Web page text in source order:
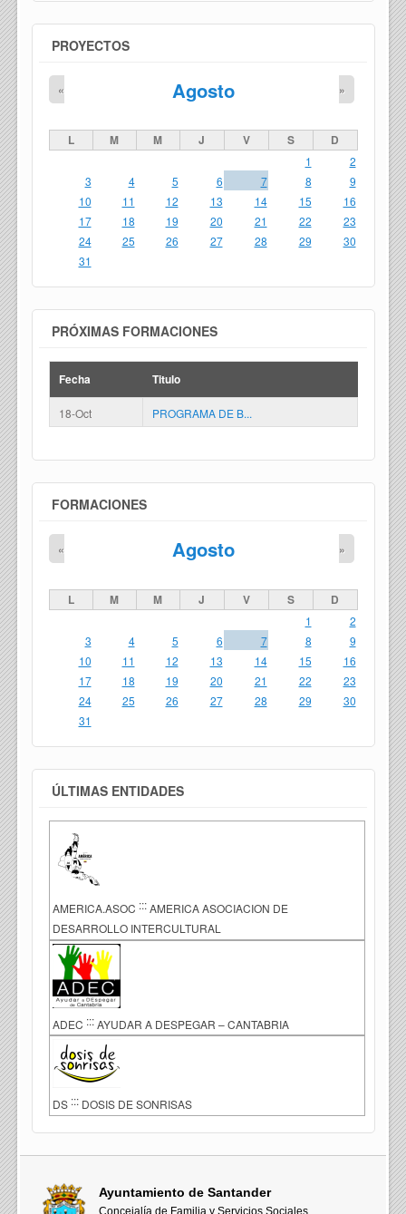
PROYECTOS
Agosto
« »
L M M J V S D
1
2
3
4 5 6 7 8
9
10
11 12 13 14 15
16
17
18 19 20 21 22
23
24
25 26 27 28 29
30
31
PRÓXIMAS FORMACIONES
Fecha Titulo
18-Oct PROGRAMA DE B...
FORMACIONES
Agosto
« »
L M M J V S D
1
2
3
4 5 6 7 8
9
10
11 12 13 14 15
16
17
18 19 20 21 22
23
24
25 26 27 28 29
30
31
ÚLTIMAS ENTIDADES
AMERICA.ASOC ::: AMERICA ASOCIACION DE
DESARROLLO INTERCULTURAL
ADEC ::: AYUDAR A DESPEGAR – CANTABRIA
DS ::: DOSIS DE SONRISAS
Ayuntamiento de Santander
Concejalía de Familia y Servicios Sociales